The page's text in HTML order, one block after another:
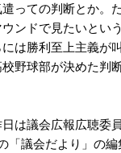
っての判断とか。
ンドで見たいとい
は勝利至上主義が
野球部が決めた判
は議会広報広聴委
「議会だより」の